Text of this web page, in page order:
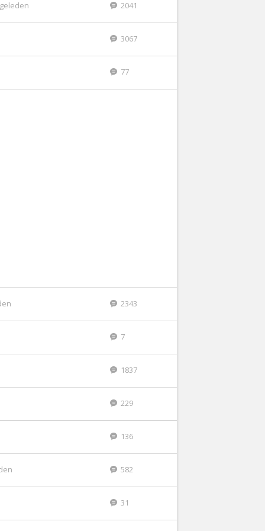
2041
3067
77
2343
7
1837
229
136
582
31